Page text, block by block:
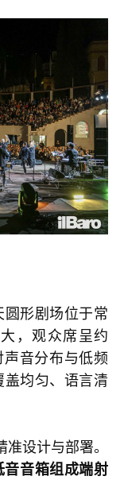
形剧场位于常
，观众席呈约
音分布与低频
均匀、语言清
设计与部署。
音箱组成端射